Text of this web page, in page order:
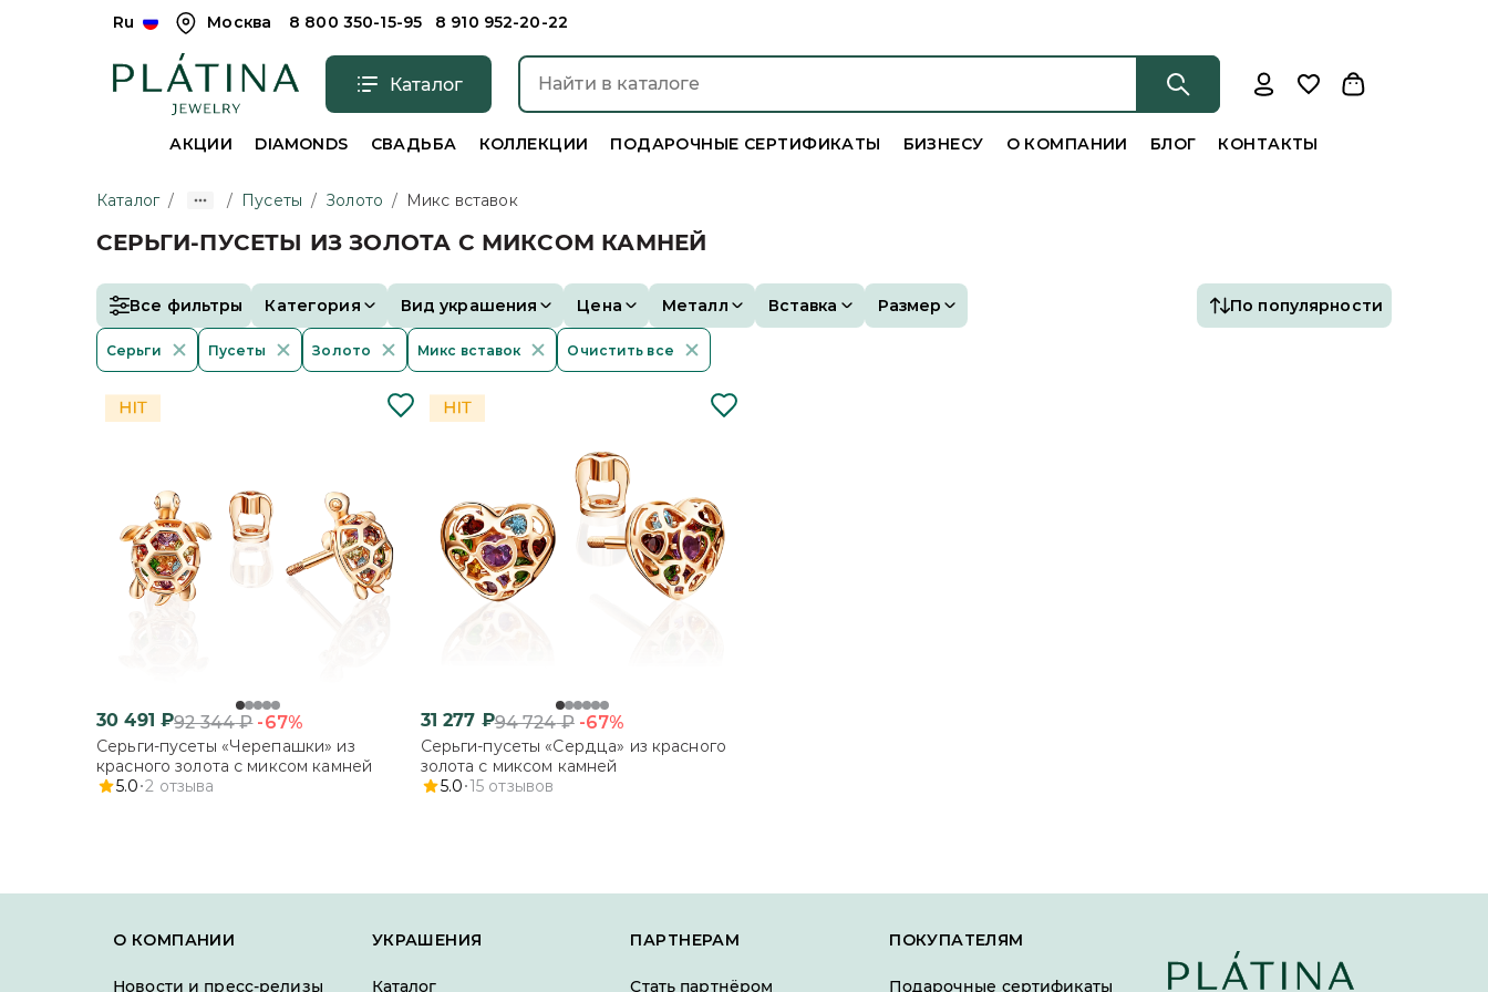
Ru Москва 8 800 350-15-95 8 910 952-20-22
Каталог
АКЦИИ DIAMONDS СВАДЬБА КОЛЛЕКЦИИ ПОДАРОЧНЫЕ СЕРТИФИКАТЫ БИЗНЕСУ О КОМПАНИИ БЛОГ КОНТАКТЫ
Каталог / / Пусеты / Золото / Микс вставок
СЕРЬГИ-ПУСЕТЫ ИЗ ЗОЛОТА С МИКСОМ КАМНЕЙ
Все фильтры Категория Вид украшения Цена Металл Вставка Размер По популярности
Серьги Пусеты Золото Микс вставок Очистить все
30 491 ₽92 344₽ -67%
Серьги-пусеты «Черепашки» из
красного золота с миксом камней
5.0 2 отзыва
31 277 ₽94 724₽ -67%
Серьги-пусеты «Сердца» из красного
золота с миксом камней
5.0 15 отзывов
О КОМПАНИИ
Новости и пресс-релизы
УКРАШЕНИЯ
Каталог
ПАРТНЕРАМ
Стать партнёром
ПОКУПАТЕЛЯМ
Подарочные сертификаты